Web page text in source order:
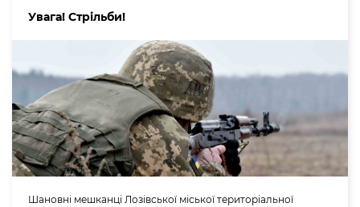
Увага! Стрільби!
Шановні мешканці Лозівської міської територіальної